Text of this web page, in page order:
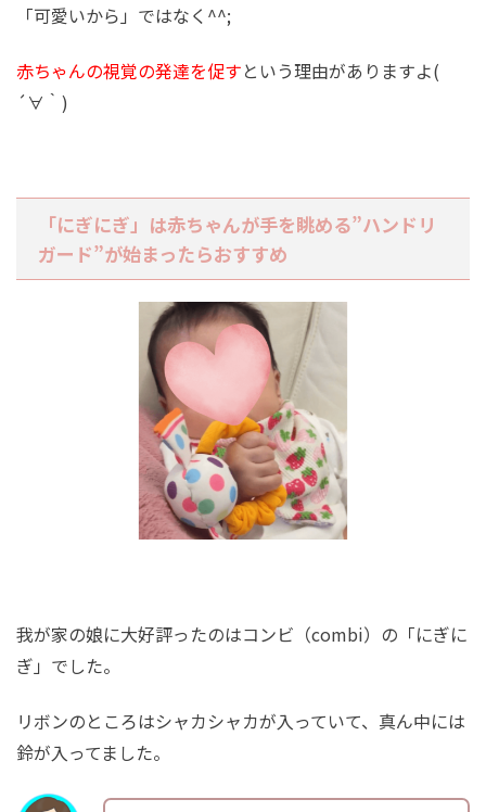
「可愛いから」ではなく^^;
赤ちゃんの視覚の発達を促すという理由がありますよ(
´∀｀)
「にぎにぎ」は赤ちゃんが手を眺める”ハンドリ
ガード”が始まったらおすすめ
我が家の娘に大好評ったのはコンビ（combi）の「にぎに
ぎ」でした。
リボンのところはシャカシャカが入っていて、真ん中には
鈴が入ってました。